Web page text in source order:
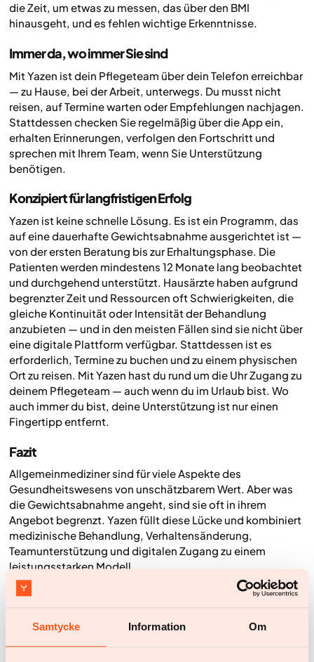
Samtycke Information Om
die Zeit, um etwas zu messen, das über den BMI
hinausgeht, und es fehlen wichtige Erkenntnisse.
Immer da, wo immer Sie sind
Mit Yazen ist dein Pflegeteam über dein Telefon erreichbar
— zu Hause, bei der Arbeit, unterwegs. Du musst nicht
reisen, auf Termine warten oder Empfehlungen nachjagen.
Stattdessen checken Sie regelmäßig über die App ein,
erhalten Erinnerungen, verfolgen den Fortschritt und
sprechen mit Ihrem Team, wenn Sie Unterstützung
benötigen.
Konzipiert für langfristigen Erfolg
Yazen ist keine schnelle Lösung. Es ist ein Programm, das
auf eine dauerhafte Gewichtsabnahme ausgerichtet ist —
von der ersten Beratung bis zur Erhaltungsphase. Die
Patienten werden mindestens 12 Monate lang beobachtet
und durchgehend unterstützt. Hausärzte haben aufgrund
begrenzter Zeit und Ressourcen oft Schwierigkeiten, die
gleiche Kontinuität oder Intensität der Behandlung
anzubieten — und in den meisten Fällen sind sie nicht über
eine digitale Plattform verfügbar. Stattdessen ist es
erforderlich, Termine zu buchen und zu einem physischen
Ort zu reisen. Mit Yazen hast du rund um die Uhr Zugang zu
deinem Pflegeteam — auch wenn du im Urlaub bist. Wo
auch immer du bist, deine Unterstützung ist nur einen
Fingertipp entfernt.
Fazit
Allgemeinmediziner sind für viele Aspekte des
Gesundheitswesens von unschätzbarem Wert. Aber was
die Gewichtsabnahme angeht, sind sie oft in ihrem
Angebot begrenzt. Yazen füllt diese Lücke und kombiniert
medizinische Behandlung, Verhaltensänderung,
Teamunterstützung und digitalen Zugang zu einem
leistungsstarken Modell.
Wenn du bereit bist für einen personalisierten, medizinisch
unterstützten Weg zur Gewichtsreduktion — Yazen ist wie
für dich gemacht.